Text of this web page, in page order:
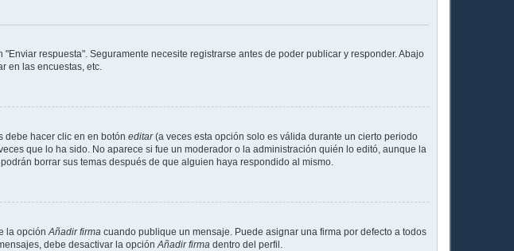
respuesta". Seguramente necesite registrarse antes de poder publicar y responder. Abajo
en las encuestas, etc.
debe hacer clic en en botón editar(a veces esta opción solo es válida durante un cierto periodo
que lo ha sido. No aparece si fue un moderador o la administración quién lo editó, aunque la
borrar sus temas después de que alguien haya respondido al mismo.
la opción Añadir firma cuando publique un mensaje. Puede asignar una firma por defecto a todos
debe desactivar la opción Añadir firma dentro del perfil.